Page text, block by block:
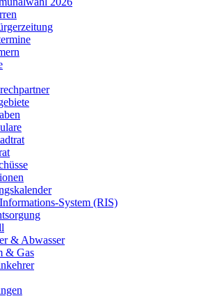
System (RIS)
& Abwasser
& Gas